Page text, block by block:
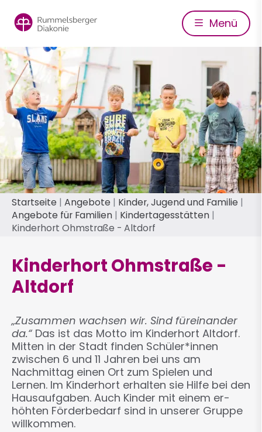
zum
Inhalt
Menü
Pfadnavigation
Startseite Angebote
Kinder, Jugend und Familie
Angebote für Familien
Kindertagesstätten
Kinderhort Ohmstraße - Altdorf
Kinderhort Ohmstraße -
Altdorf
„Zusammen wachsen wir. Sind füreinander
da.“Das ist das Motto im Kinderhort Altdorf.
Mitten in der Stadt finden Schüler*innen
zwischen 6 und 11 Jahren bei uns am
Nachmittag einen Ort zum Spielen und
Lernen. Im Kinderhort erhalten sie Hilfe bei den
Hausaufgaben. Auch Kinder mit einem er­
höhten Förderbedarf sind in unserer Gruppe
willkommen.